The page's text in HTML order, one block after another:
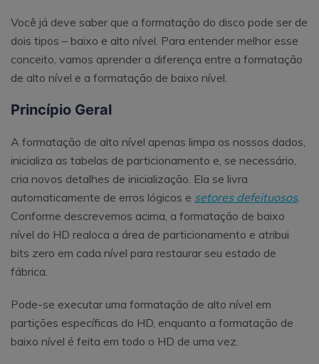
Você já deve saber que a formatação do disco pode ser de
dois tipos – baixo e alto nível. Para entender melhor esse
conceito, vamos aprender a diferença entre a formatação
de alto nível e a formatação de baixo nível.
Princípio Geral
A formatação de alto nível apenas limpa os nossos dados,
inicializa as tabelas de particionamento e, se necessário,
cria novos detalhes de inicialização. Ela se livra
automaticamente de erros lógicos e setores defeituosos.
Conforme descrevemos acima, a formatação de baixo
nível do HD realoca a área de particionamento e atribui
bits zero em cada nível para restaurar seu estado de
fábrica.
Pode-se executar uma formatação de alto nível em
partições específicas do HD, enquanto a formatação de
baixo nível é feita em todo o HD de uma vez.